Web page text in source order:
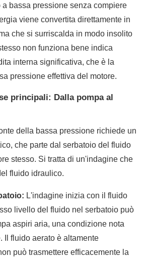
a bassa pressione senza compiere
viene convertita direttamente in
che si surriscalda in modo insolito
non funziona bene indica
interna significativa, che è la
pressione effettiva del motore.
principali: Dalla pompa al
della bassa pressione richiede un
che parte dal serbatoio del fluido
stesso. Si tratta di un'indagine che
fluido idraulico.
L'indagine inizia con il fluido
livello del fluido nel serbatoio può
aspiri aria, una condizione nota
Il fluido aerato è altamente
può trasmettere efficacemente la